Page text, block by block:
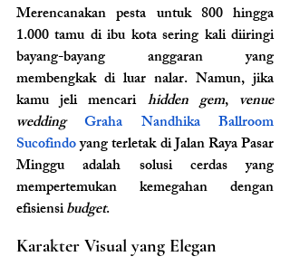
Merencanakan pesta untuk 800 hingga
1.000 tamu di ibu kota sering kali diiringi
bayang-bayang anggaran yang
membengkak di luar nalar. Namun, jika
kamu jeli mencari hidden gem, venue
wedding
Graha Nandhika Ballroom
Sucofindo yang terletak di Jalan Raya Pasar
Minggu adalah solusi cerdas yang
mempertemukan kemegahan dengan
efisiensi budget.
Karakter Visual yang Elegan